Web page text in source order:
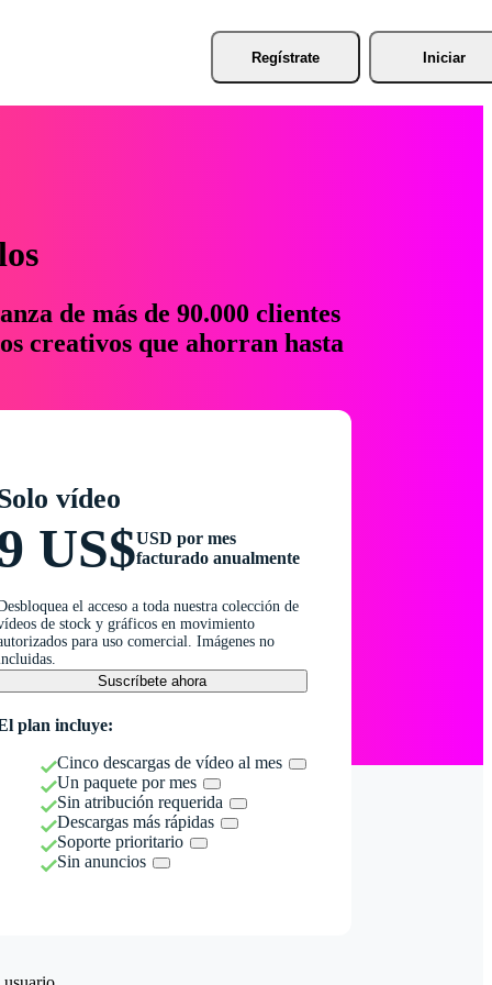
Regístrate Iniciar
de más de 90.000 clientes
creativos que ahorran hasta
vídeo
US$USD por mes
facturado anualmente
el acceso a toda nuestra colección de
de stock y gráficos en movimiento
para uso comercial. Imágenes no
Suscríbete ahora
plan incluye:
Cinco descargas de vídeo al mes
Un paquete por mes
Sin atribución requerida
Descargas más rápidas
Soporte prioritario
Sin anuncios